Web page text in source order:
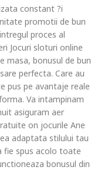
constant ?i
promotii de bun
proces al
Jocuri sloturi online
masa, bonusul de bun
perfecta. Care au
pus pe avantaje reale
Va intampinam
asiguram aer
on jocurile Ane
adaptata stilului tau
fie spus acolo toate
bonusul din